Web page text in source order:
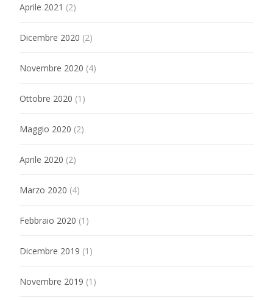
Aprile 2021 (2)
Dicembre 2020 (2)
Novembre 2020 (4)
Ottobre 2020 (1)
Maggio 2020 (2)
Aprile 2020 (2)
Marzo 2020 (4)
Febbraio 2020 (1)
Dicembre 2019 (1)
Novembre 2019 (1)